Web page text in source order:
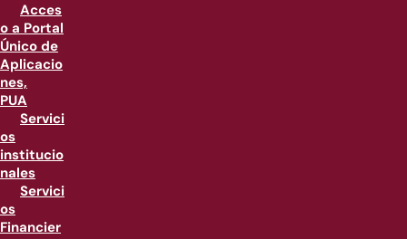
Acces
o a Portal
Único de
Aplicacio
nes,
PUA
Servici
os
institucio
nales
Servici
os
Financier